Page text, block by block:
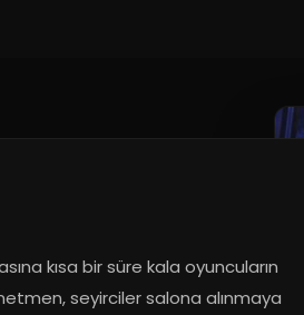
kısa bir süre kala oyuncuların
seyirciler salona alınmaya